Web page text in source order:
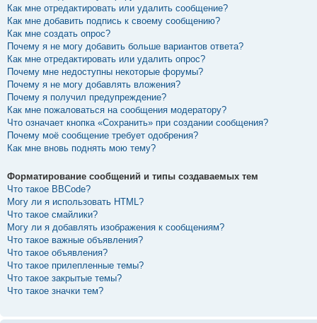
Как мне отредактировать или удалить сообщение?
Как мне добавить подпись к своему сообщению?
Как мне создать опрос?
Почему я не могу добавить больше вариантов ответа?
Как мне отредактировать или удалить опрос?
Почему мне недоступны некоторые форумы?
Почему я не могу добавлять вложения?
Почему я получил предупреждение?
Как мне пожаловаться на сообщения модератору?
Что означает кнопка «Сохранить» при создании сообщения?
Почему моё сообщение требует одобрения?
Как мне вновь поднять мою тему?
Форматирование сообщений и типы создаваемых тем
Что такое BBCode?
Могу ли я использовать HTML?
Что такое смайлики?
Могу ли я добавлять изображения к сообщениям?
Что такое важные объявления?
Что такое объявления?
Что такое прилепленные темы?
Что такое закрытые темы?
Что такое значки тем?